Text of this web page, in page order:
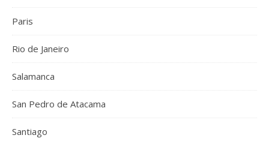
Paris
Rio de Janeiro
Salamanca
San Pedro de Atacama
Santiago